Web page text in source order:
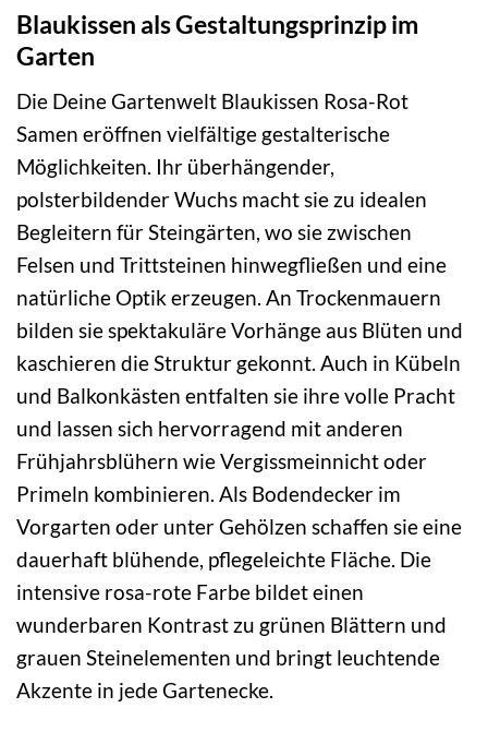
Blaukissen als Gestaltungsprinzip im
Garten
Die Deine Gartenwelt Blaukissen Rosa-Rot
Samen eröffnen vielfältige gestalterische
Möglichkeiten. Ihr überhängender,
polsterbildender Wuchs macht sie zu idealen
Begleitern für Steingärten, wo sie zwischen
Felsen und Trittsteinen hinwegfließen und eine
natürliche Optik erzeugen. An Trockenmauern
bilden sie spektakuläre Vorhänge aus Blüten und
kaschieren die Struktur gekonnt. Auch in Kübeln
und Balkonkästen entfalten sie ihre volle Pracht
und lassen sich hervorragend mit anderen
Frühjahrsblühern wie Vergissmeinnicht oder
Primeln kombinieren. Als Bodendecker im
Vorgarten oder unter Gehölzen schaffen sie eine
dauerhaft blühende, pflegeleichte Fläche. Die
intensive rosa-rote Farbe bildet einen
wunderbaren Kontrast zu grünen Blättern und
grauen Steinelementen und bringt leuchtende
Akzente in jede Gartenecke.